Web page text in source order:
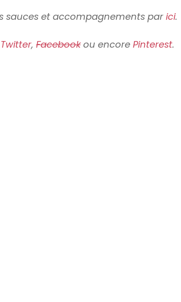
sauces et accompagnements parici.
Twitter,Facebookou encorePinterest.